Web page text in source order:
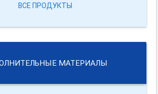
ВСЕ ПРОДУКТЫ
МАТЕРИАЛЫ